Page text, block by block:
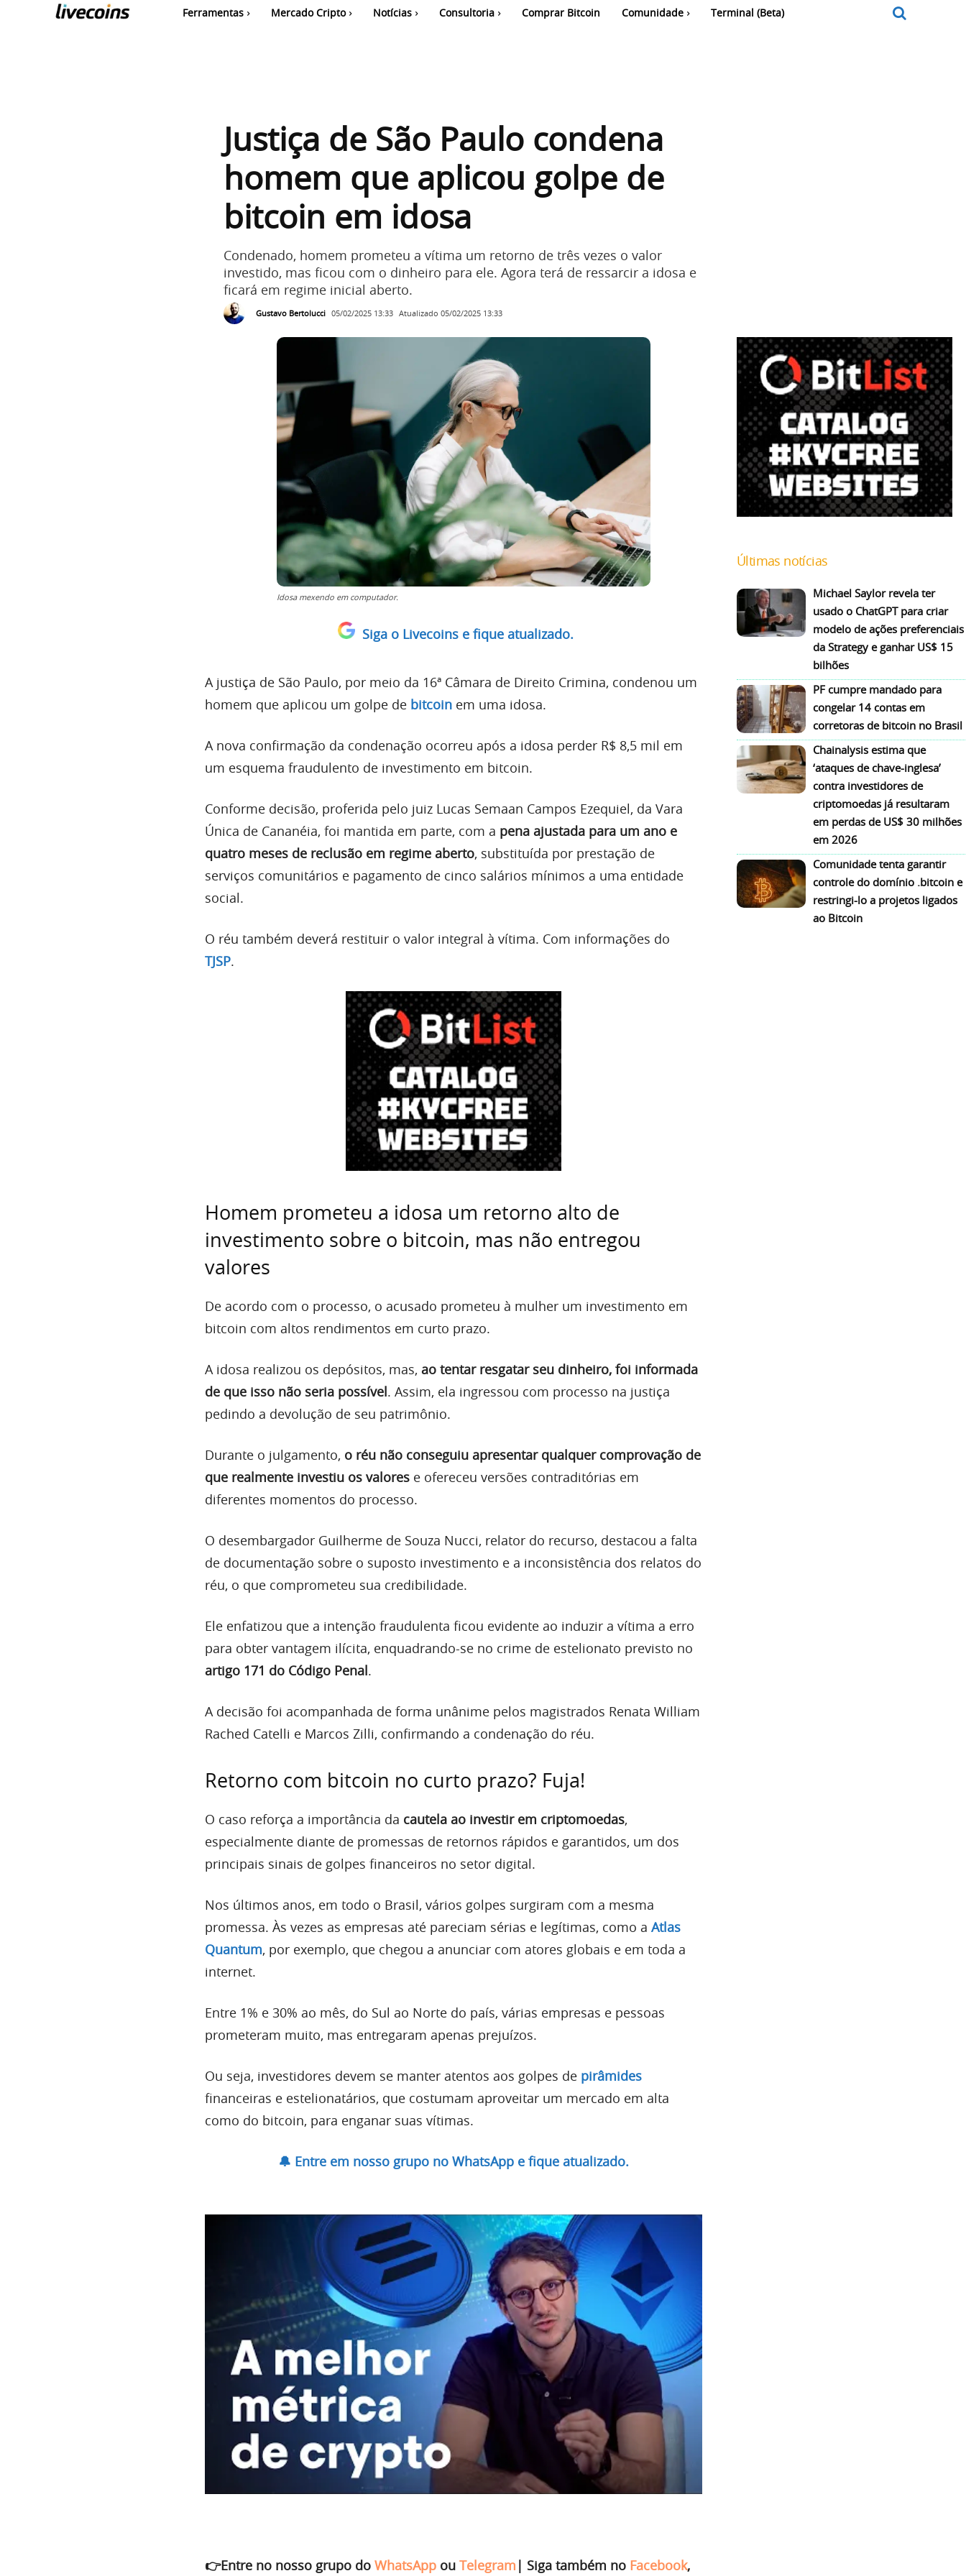
Ferramentas Mercado Cripto Notícias Consultoria Comprar Bitcoin Comunidade Terminal (Beta)
Justiça de São Paulo condena
homem que aplicou golpe de
bitcoin em idosa
Condenado, homem prometeu a vítima um retorno de três vezes o valor
investido, mas ficou com o dinheiro para ele. Agora terá de ressarcir a idosa e
ficará em regime inicial aberto.
Gustavo Bertolucci 05/02/2025 13:33 Atualizado 05/02/2025 13:33
Idosa mexendo em computador.
Siga o Livecoins e fique atualizado.
A justiça de São Paulo, por meio da 16ª Câmara de Direito Crimina, condenou um
homem que aplicou um golpe de bitcoin em uma idosa.
A nova confirmação da condenação ocorreu após a idosa perder R$ 8,5 mil em
um esquema fraudulento de investimento em bitcoin.
Conforme decisão, proferida pelo juiz Lucas Semaan Campos Ezequiel, da Vara
Única de Cananéia, foi mantida em parte, com a pena ajustada para um ano e
quatro meses de reclusão em regime aberto, substituída por prestação de
serviços comunitários e pagamento de cinco salários mínimos a uma entidade
social.
O réu também deverá restituir o valor integral à vítima. Com informações do
TJSP.
Homem prometeu a idosa um retorno alto de
investimento sobre o bitcoin, mas não entregou
valores
De acordo com o processo, o acusado prometeu à mulher um investimento em
bitcoin com altos rendimentos em curto prazo.
A idosa realizou os depósitos, mas, ao tentar resgatar seu dinheiro, foi informada
de que isso não seria possível. Assim, ela ingressou com processo na justiça
pedindo a devolução de seu patrimônio.
Durante o julgamento, o réu não conseguiu apresentar qualquer comprovação de
que realmente investiu os valores e ofereceu versões contraditórias em
diferentes momentos do processo.
O desembargador Guilherme de Souza Nucci, relator do recurso, destacou a falta
de documentação sobre o suposto investimento e a inconsistência dos relatos do
réu, o que comprometeu sua credibilidade.
Ele enfatizou que a intenção fraudulenta ficou evidente ao induzir a vítima a erro
para obter vantagem ilícita, enquadrando-se no crime de estelionato previsto no
artigo 171 do Código Penal.
A decisão foi acompanhada de forma unânime pelos magistrados Renata William
Rached Catelli e Marcos Zilli, confirmando a condenação do réu.
Retorno com bitcoin no curto prazo? Fuja!
O caso reforça a importância da cautela ao investir em criptomoedas,
especialmente diante de promessas de retornos rápidos e garantidos, um dos
principais sinais de golpes financeiros no setor digital.
Nos últimos anos, em todo o Brasil, vários golpes surgiram com a mesma
promessa. Às vezes as empresas até pareciam sérias e legítimas, como a Atlas
Quantum, por exemplo, que chegou a anunciar com atores globais e em toda a
internet.
Entre 1% e 30% ao mês, do Sul ao Norte do país, várias empresas e pessoas
prometeram muito, mas entregaram apenas prejuízos.
Ou seja, investidores devem se manter atentos aos golpes de pirâmides
financeiras e estelionatários, que costumam aproveitar um mercado em alta
como do bitcoin, para enganar suas vítimas.
🔔 Entre em nosso grupo no WhatsApp e fique atualizado.
👉Entre no nosso grupo do WhatsApp ou Telegram | Siga também no Facebook,
Últimas notícias
Michael Saylor revela ter
usado o ChatGPT para criar
modelo de ações preferenciais
da Strategy e ganhar US$ 15
bilhões
PF cumpre mandado para
congelar 14 contas em
corretoras de bitcoin no Brasil
Chainalysis estima que
‘ataques de chave-inglesa’
contra investidores de
criptomoedas já resultaram
em perdas de US$ 30 milhões
em 2026
Comunidade tenta garantir
controle do domínio .bitcoin e
restringi-lo a projetos ligados
ao Bitcoin